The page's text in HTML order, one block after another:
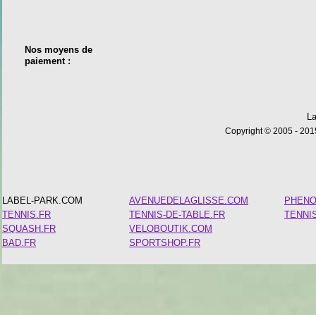
Nos moyens de
paiement :
Copyright © 2005 -
LABEL-PARK.COM
TENNIS.FR
SQUASH.FR
BAD.FR
AVENUEDELAGLISSE.COM
TENNIS-DE-TABLE.FR
VELOBOUTIK.COM
SPORTSHOP.FR